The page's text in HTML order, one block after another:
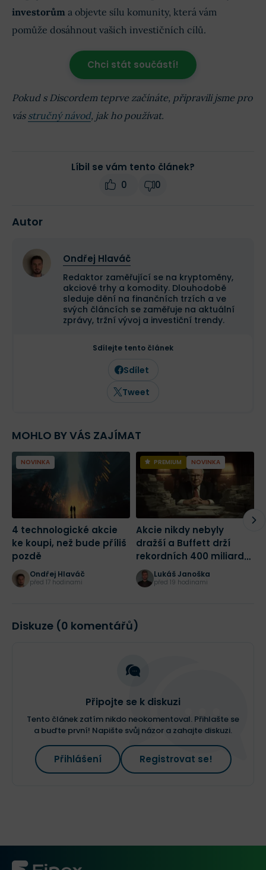
investorům a objevte sílu komunity, která vám
pomůže dosáhnout vašich investičních cílů.
Chci stát součástí!
Pokud s Discordem teprve začínáte, připravili jsme pro
vás stručný návod, jak ho používat.
Líbil se vám tento článek?
0
0
Autor
Ondřej Hlaváč
Redaktor zaměřující se na kryptoměny,
akciové trhy a komodity. Dlouhodobě
sleduje dění na finančních trzích a ve
svých článcích se zaměřuje na aktuální
zprávy, tržní vývoj a investiční trendy.
Sdílejte tento článek
Sdílet
Tweet
MOHLO BY VÁS ZAJÍMAT
NOVINKA
4 technologické akcie
ke koupi, než bude příliš
pozdě
Ondřej Hlaváč
před 17 hodinami
PREMIUM NOVINKA
Akcie nikdy nebyly
dražší a Buffett drží
rekordních 400 miliard
dolarů! Jak bych dnes
začal investovat?
Lukáš Janoška
před 19 hodinami
Diskuze (0 komentářů)
Připojte se k diskuzi
Tento článek zatím nikdo neokomentoval. Přihlašte se
a buďte první! Napište svůj názor a zahajte diskuzi.
Přihlášení Registrovat se!